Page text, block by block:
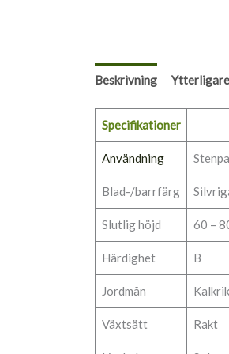
Beskrivning
Specifikationer
Användning
Blad-/barrfärg
Slutlig höjd 60 –
Härdighet B
Jordmån
Växtsätt Rakt